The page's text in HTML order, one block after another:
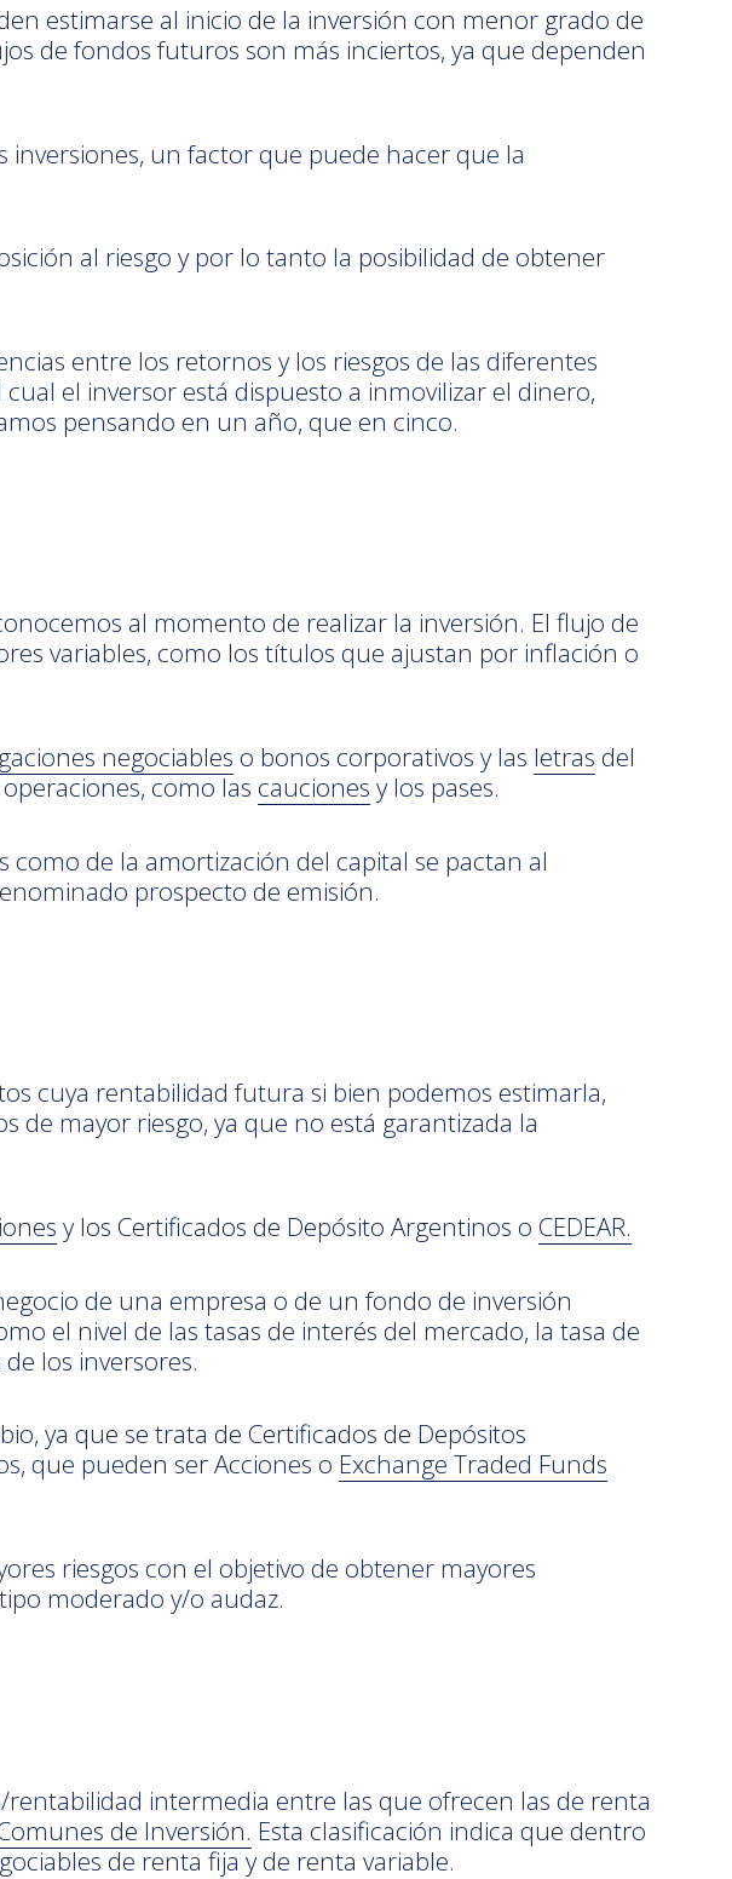
estimarse al inicio de la inversión con menor grado de
de fondos futuros son más inciertos, ya que dependen
inversiones, un factor que puede hacer que la
al riesgo y por lo tanto la posibilidad de obtener
entre los retornos y los riesgos de las diferentes
el inversor está dispuesto a inmovilizar el dinero,
pensando en un año, que en cinco.
al momento de realizar la inversión. El flujo de
variables, como los títulos que ajustan por inflación o
negociables o bonos corporativos y las letras del
como las cauciones y los pases.
como de la amortización del capital se pactan al
prospecto de emisión.
cuya rentabilidad futura si bien podemos estimarla,
mayor riesgo, ya que no está garantizada la
y los Certificados de Depósito Argentinos o CEDEAR.
de una empresa o de un fondo de inversión
el nivel de las tasas de interés del mercado, la tasa de
los inversores.
ya que se trata de Certificados de Depósitos
que pueden ser Acciones o Exchange Traded Funds
riesgos con el objetivo de obtener mayores
moderado y/o audaz.
intermedia entre las que ofrecen las de renta
de Inversión. Esta clasificación indica que dentro
de renta fija y de renta variable.